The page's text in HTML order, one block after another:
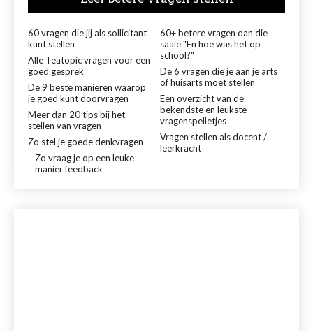
60 vragen die jij als sollicitant
kunt stellen
60+ betere vragen dan die
saaie "En hoe was het op
school?"
Alle Teatopic vragen voor een
goed gesprek
De 6 vragen die je aan je arts
of huisarts moet stellen
De 9 beste manieren waarop
je goed kunt doorvragen
Een overzicht van de
bekendste en leukste
vragenspelletjes
Meer dan 20 tips bij het
stellen van vragen
Vragen stellen als docent /
leerkracht
Zo stel je goede denkvragen
Zo vraag je op een leuke
manier feedback